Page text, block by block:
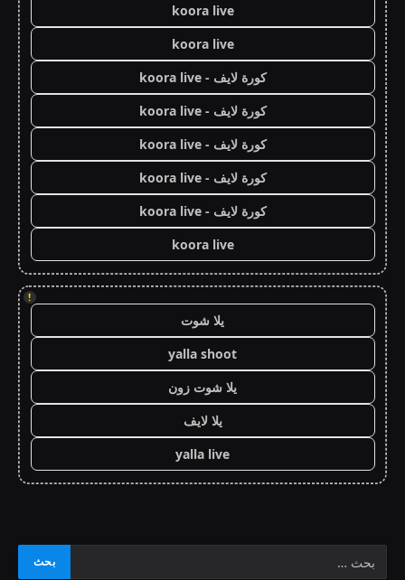
koora live
koora live
كورة لايف - koora live
كورة لايف - koora live
كورة لايف - koora live
كورة لايف - koora live
كورة لايف - koora live
koora live
!
يلا شوت
yalla shoot
يلا شوت زون
يلا لايف
yalla live